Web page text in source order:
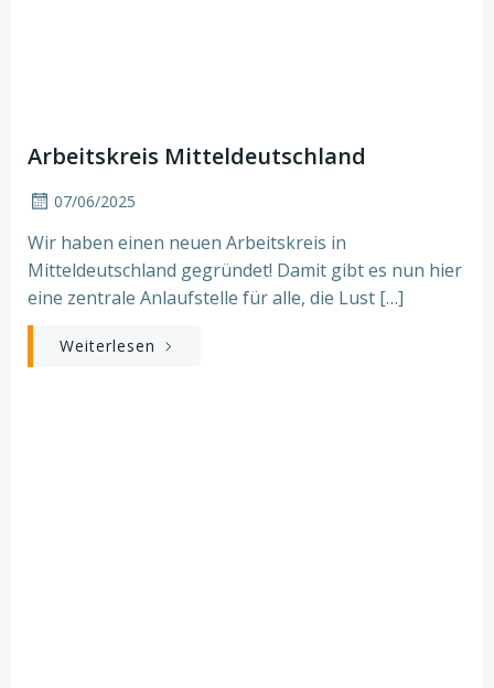
Arbeitskreis Mitteldeutschland
07/06/2025
Wir haben einen neuen Arbeitskreis in
Mitteldeutschland gegründet! Damit gibt es nun hier
eine zentrale Anlaufstelle für alle, die Lust […]
Weiterlesen